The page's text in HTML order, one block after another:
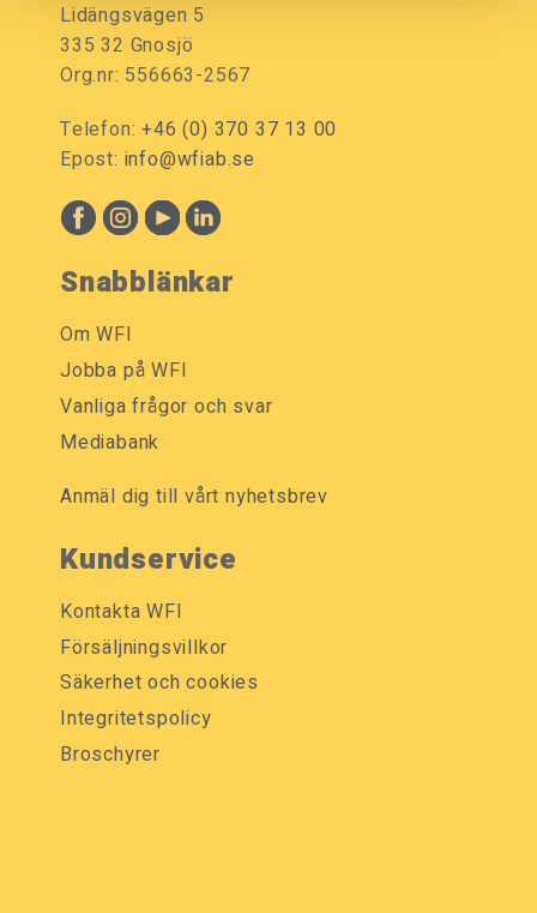
Lidängsvägen 5
335 32 Gnosjö
Org.nr: 556663-2567
Telefon:+46 (0) 370 37 13 00
Epost: info@wfiab.se
Snabblänkar
Om WFI
Jobba på WFI
Vanliga frågor och svar
Mediabank
Anmäl dig till vårt nyhetsbrev
Kundservice
Kontakta WFI
Försäljningsvillkor
Säkerhet och cookies
Integritetspolicy
Broschyrer